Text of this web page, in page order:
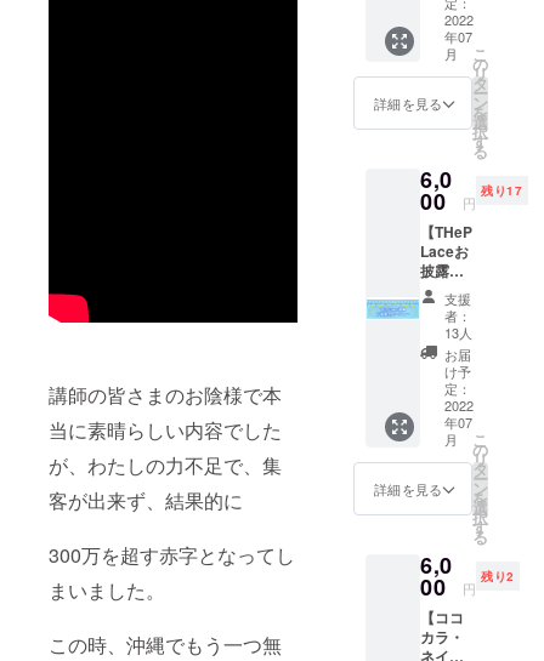
講師の皆さまのお陰様で本
当に素晴らしい内容でした
が、わたしの力不足で、集
客が出来ず、結果的に
300万を超す赤字となってし
まいました。
この時、沖縄でもう一つ無
承くだ
さい。
1,000円
分付き
6,600円
相当が
5,000円
プロ
ジェク
発信さ
れる情
報は全
て プロ
ジェク
トオー
ナーの
経験を
通して
得たも
のであ
り、 利
用者の
問題が
証する
もので
はあり
ませ
ん。
セミ
ナー／
ゲスト
講師・
黒川伊
保子先
(土)14:0
0～
16:00
☆リア
ル会
場
ウィン
クあい
※zoom
オンラ
インで
も参加
可能で
す。
2022
年07
月
詳細を見る
こ
の
リ
タ
ー
ン
を
選
択
す
る
6,0
00 円
残り17
【THeP
Laceお
披露目
パー
ティ－
参加券
】 2022
年7～8
月頃に
開催を
予定し
てい
る、お
披露目
パー
待いた
しま
す。 ☆
コワー
キング
支援
者：
13人
お届
け予
定：
2022
年07
月
詳細を見る
こ
の
リ
タ
ー
ン
を
選
択
す
る
6,0
00 円
残り2
【ココ
カラ・